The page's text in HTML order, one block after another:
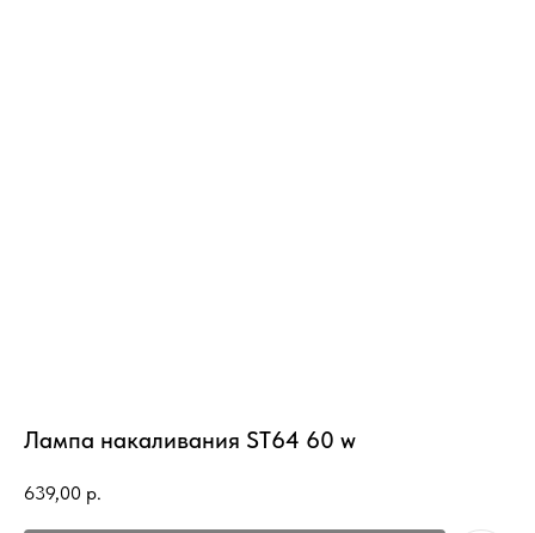
Лампа накаливания ST64 60 w
639,00 р.